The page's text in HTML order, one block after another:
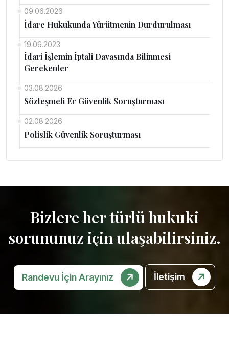
09.06.2026
İdare Hukukunda Yürütmenin Durdurulması
19.06.2023
İdari İşlemin İptali Davasında Bilinmesi
Gerekenler
03.08.2026
Sözleşmeli Er Güvenlik Soruşturması
02.08.2026
Polislik Güvenlik Soruşturması
Bizlere her türlü hukuki
sorununuz için ulaşabilirsiniz.
Randevu İçin Arayınız İletişim